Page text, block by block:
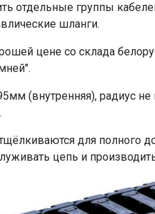
отдельные группы
шланги.
цене со склада
(внутренняя), радиус
для полного
цепь и